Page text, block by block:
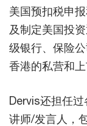
美国预扣税申
及制定美国投
级银行、保险
香港的私营和
Dervis还担任
讲师/发言人，